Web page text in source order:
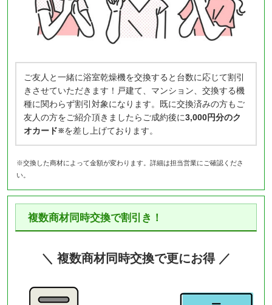
ご友人と一緒に浴室乾燥機を交換すると台数に応じて割引
きさせていただきます！戸建て、マンション、交換する機
種に関わらず割引対象になります。既に交換済みの方もご
友人の方をご紹介頂きましたらご成約後に3,000円分のク
オカード※を差し上げております。
※交換した商材によって金額が変わります。詳細は担当営業にご確認くださ
い。
複数商材同時交換で割引き！
＼ 複数商材同時交換で更にお得 ／